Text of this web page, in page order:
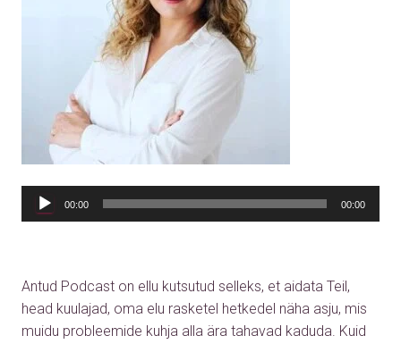
00:00 00:00
Antud Podcast on ellu kutsutud selleks, et aidata Teil,
head kuulajad, oma elu rasketel hetkedel näha asju, mis
muidu probleemide kuhja alla ära tahavad kaduda. Kuid